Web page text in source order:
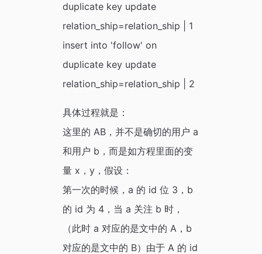
duplicate key update
relation_ship=relation_ship | 1
insert into 'follow' on
duplicate key update
relation_ship=relation_ship | 2
具体过程就是：
这里的 AB，并不是确切的用户 a
和用户 b，而是如方程里面的变
量 x，y，假设：
第一次的时候，a 的 id 位 3，b
的 id 为 4，当 a 关注 b 时，
（此时 a 对应的是文中的 A，b
对应的是文中的 B）由于 A 的 id